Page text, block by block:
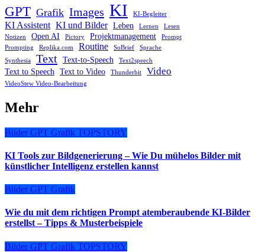
GPT Grafik Images KI KI-Begleiter
KI Assistent KI und Bilder Leben Lernen
Lesen
Notizen
Open AI Pictory Projektmanagement
Prompt
Prompting
Replika.com Routine SoBrief
Sprache
Synthesia
Text Text-to-Speech Text2speech
Text to Speech Text to Video Thunderbit Video
VideoStew Video-Bearbeitung
Mehr
Bilder GPT Grafik TOPSTORY
KI Tools zur Bildgenerierung – Wie Du mühelos Bilder mit
künstlicher Intelligenz erstellen kannst
Bilder GPT Grafik
Wie du mit dem richtigen Prompt atemberaubende KI-Bilder
erstellst – Tipps & Musterbeispiele
Bilder GPT Grafik TOPSTORY